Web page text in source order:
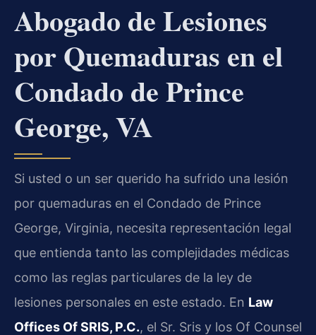
Abogado de Lesiones
por Quemaduras en el
Condado de Prince
George, VA
Si usted o un ser querido ha sufrido una lesión
por quemaduras en el Condado de Prince
George, Virginia, necesita representación legal
que entienda tanto las complejidades médicas
como las reglas particulares de la ley de
lesiones personales en este estado. En Law
Offices Of SRIS, P.C., el Sr. Sris y los Of Counsel